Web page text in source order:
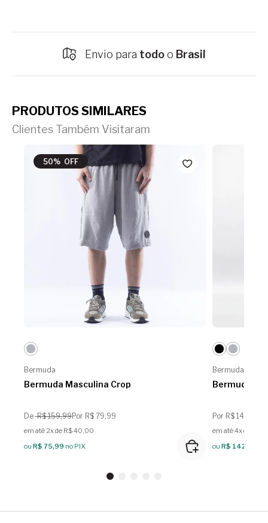
Envio para todoo Brasil
PRODUTOS SIMILARES
Clientes Também Visitaram
50% OFF
Bermuda
Bermuda Masculina Crop
De R$ 159,99Por R$ 79,99
em até 2x de R$ 40,00
ou R$ 75,99 no PIX
Bermuda
Bermuda
Por R$ 149,99
em até 4x de R$
ou R$ 142,49